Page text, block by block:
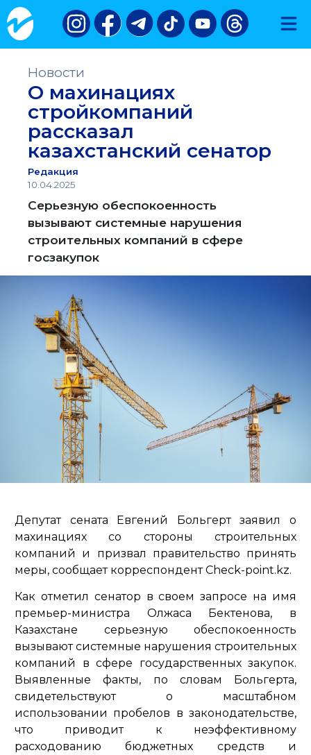
Новости
О махинациях
стройкомпаний
рассказал
казахстанский сенатор
Редакция
10.04.2025
Серьезную обеспокоенность
вызывают системные нарушения
строительных компаний в сфере
госзакупок
Депутат сената Евгений Больгерт заявил о
махинациях со стороны строительных
компаний и призвал правительство принять
меры, сообщает корреспондент Check-point.kz.
Как отметил сенатор в своем запросе на имя
премьер-министра Олжаса Бектенова, в
Казахстане серьезную обеспокоенность
вызывают системные нарушения строительных
компаний в сфере государственных закупок.
Выявленные факты, по словам Больгерта,
свидетельствуют о масштабном
использовании пробелов в законодательстве,
что приводит к неэффективному
расходованию бюджетных средств и